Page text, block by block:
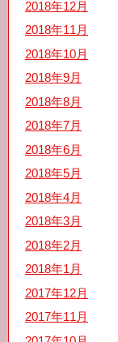
2018年12月
2018年11月
2018年10月
2018年9月
2018年8月
2018年7月
2018年6月
2018年5月
2018年4月
2018年3月
2018年2月
2018年1月
2017年12月
2017年11月